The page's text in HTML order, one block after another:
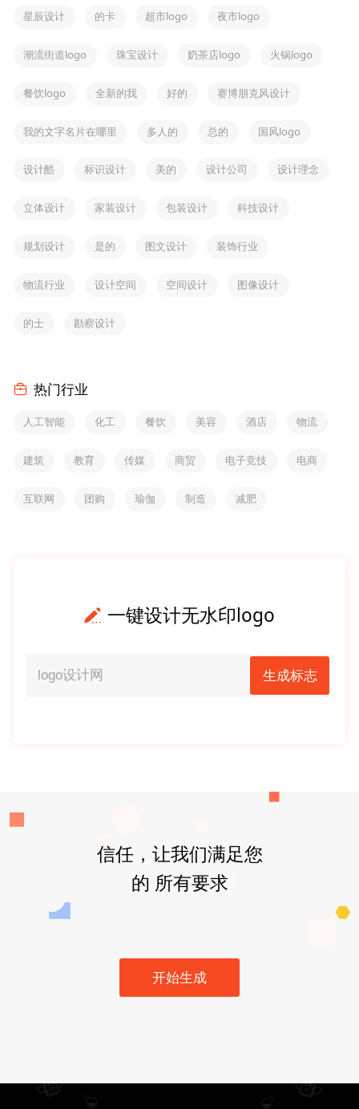
星辰设计 的卡 超市logo 夜市logo
潮流街道logo 珠宝设计 奶茶店logo 火锅logo
餐饮logo 全新的我 好的 赛博朋克风设计
我的文字名片在哪里 多人的 总的 国风logo
设计酷 标识设计 美的 设计公司 设计理念
立体设计 家装设计 包装设计 科技设计
规划设计 是的 图文设计 装饰行业
物流行业 设计空间 空间设计 图像设计
的士 勘察设计
热门行业
人工智能 化工 餐饮 美容 酒店 物流
建筑 教育 传媒 商贸 电子竞技 电商
互联网 团购 瑜伽 制造 减肥
一键设计无水印logo
生成标志
信任，让我们满足您
的 所有要求
开始生成